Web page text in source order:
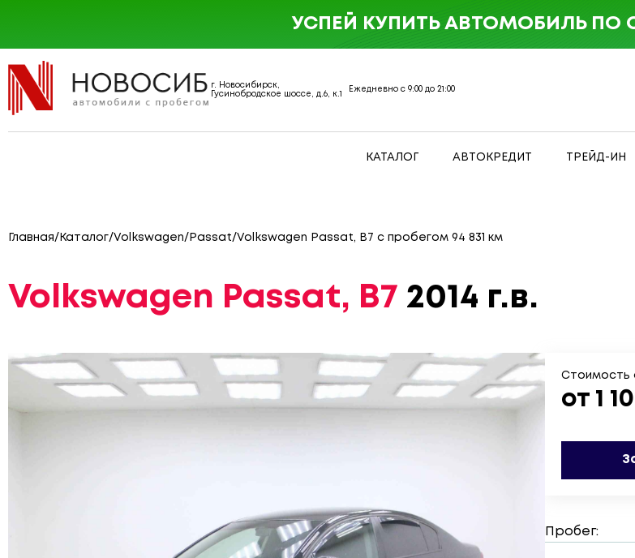
г. Новосибирск,
Гусинобродское шоссе, д.6, к.1
Ежедневно с 9:00 до 21:00
КАТАЛОГ АВТОКРЕДИТ ТРЕЙД-ИН
УСПЕЙ КУПИТЬ АВТОМОБИЛЬ ПО
Главная/ Каталог/Volkswagen/ Passat/Volkswagen Passat, B7 с пробегом 94 831 км
Volkswagen Passat, B7 2014 г.в.
Стоимость
от 1
Пробег: